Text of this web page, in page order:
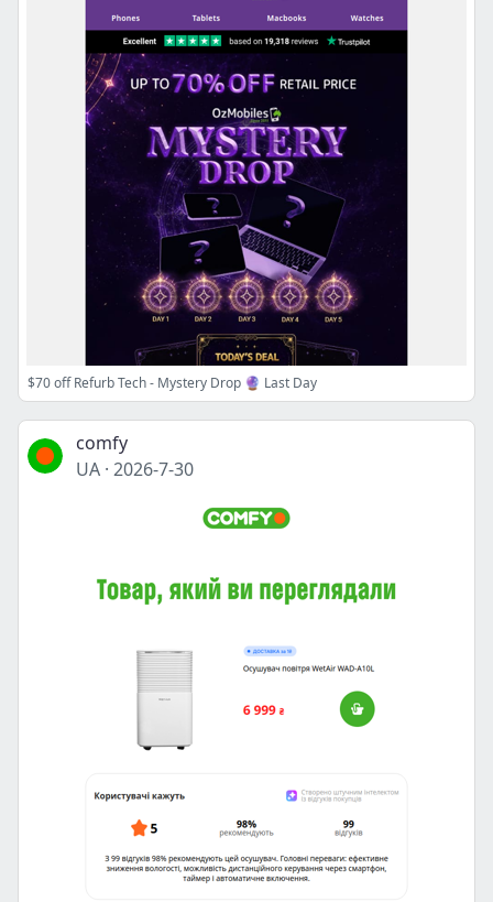
$70 off Refurb Tech - Mystery Drop 🔮 Last Day
comfy
UA · 2026-7-30